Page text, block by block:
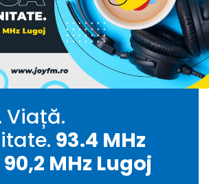
Viață.
93.4 MHz
90,2 MHz Lugoj